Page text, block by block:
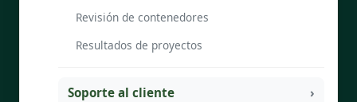
Revisión de contenedores
Resultados de proyectos
Soporte al cliente